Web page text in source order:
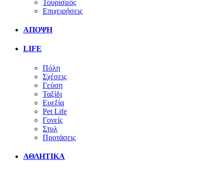
Τουρισμός
Επιχειρήσεις
ΑΠΟΨΗ
LIFE
Πόλη
Σχέσεις
Γεύση
Ταξίδι
Ευεξία
Pet Life
Γονείς
Στυλ
Προτάσεις
ΑΘΛΗΤΙΚΑ